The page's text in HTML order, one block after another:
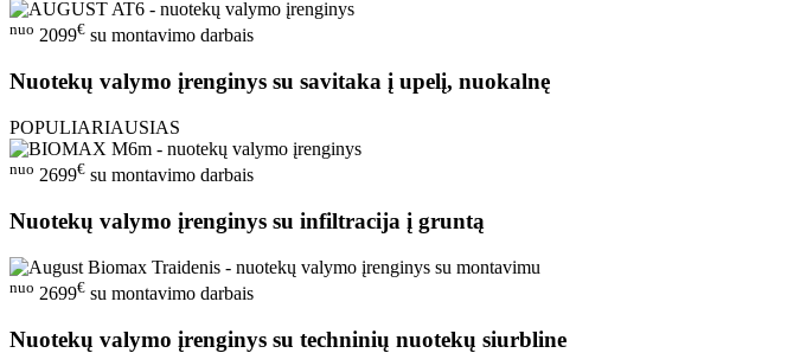
nuo 2099€ su montavimo darbais
Nuotekų valymo įrenginys su savitaka į upelį, nuokalnę
POPULIARIAUSIAS
nuo 2699€ su montavimo darbais
Nuotekų valymo įrenginys su infiltracija į gruntą
nuo 2699€ su montavimo darbais
Nuotekų valymo įrenginys su techninių nuotekų siurbline